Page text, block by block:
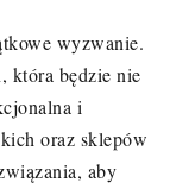
wyzwanie.
która będzie nie
i
oraz sklepów
aby